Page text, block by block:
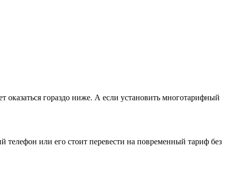
гораздо ниже. А если установить многотарифный
телефон или его стоит перевести на повременный тариф без